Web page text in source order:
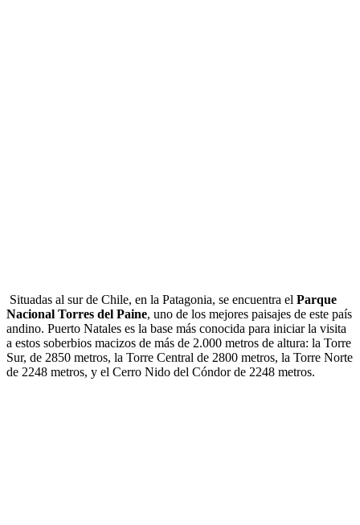
Situadas al sur de Chile, en la Patagonia, se encuentra el Parque
Nacional Torres del Paine, uno de los mejores paisajes de este país
andino. Puerto Natales es la base más conocida para iniciar la visita
a estos soberbios macizos de más de 2.000 metros de altura: la Torre
Sur, de 2850 metros, la Torre Central de 2800 metros, la Torre Norte
de 2248 metros, y el Cerro Nido del Cóndor de 2248 metros.